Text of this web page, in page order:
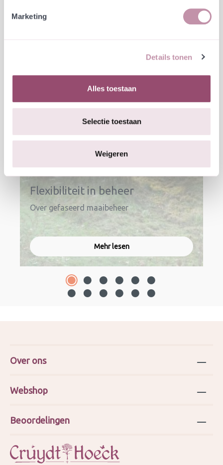
Marketing
Details tonen
Alles toestaan
Selectie toestaan
Weigeren
Flexibiliteit in beheer
Over gefaseerd maaibeheer
Mehr lesen
Over ons
Webshop
Beoordelingen